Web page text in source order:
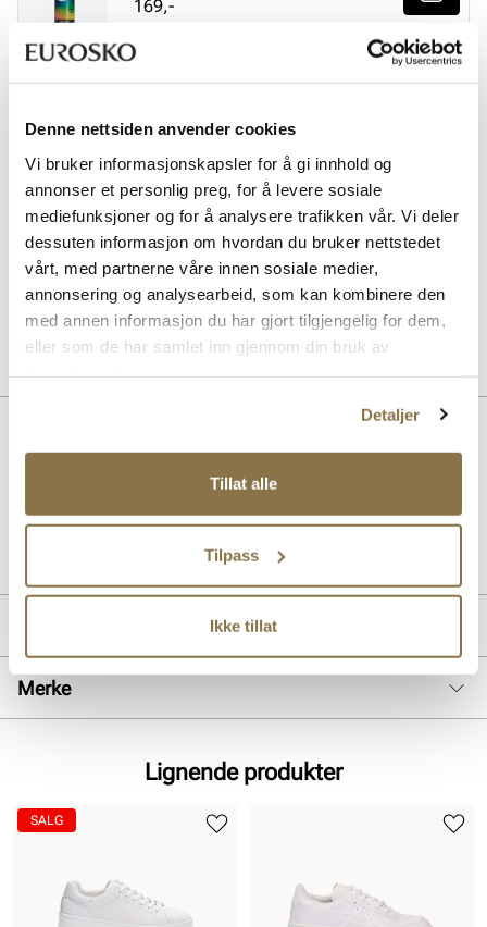
Denne nettsiden anvender cookies
Vi bruker informasjonskapsler for å gi innhold og
annonser et personlig preg, for å levere sosiale
mediefunksjoner og for å analysere trafikken vår. Vi deler
dessuten informasjon om hvordan du bruker nettstedet
vårt, med partnerne våre innen sosiale medier,
annonsering og analysearbeid, som kan kombinere den
med annen informasjon du har gjort tilgjengelig for dem,
eller som de har samlet inn gjennom din bruk av
Detaljer
Tillat alle
Tilpass
Ikke tillat
Pris
169,-
SOLITAIRE
Sneaker Magic cleaning sett
SOLITAIRE
Multicolour cream - nøytral
SOLITAIRE
Pris
99,-
Art. nr35647403
Overdel:Glatt skinn, Syntetisk
For:Textil
Såle:Gummi
Merke
Lignende produkter
SALG